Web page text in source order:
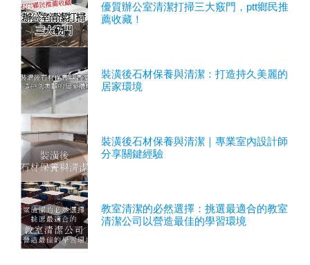
優質辦公室清潔打掃三大竅門，ptt鄉民推
薦收藏！
裝潢後石材保養與清潔：打造持久美麗的
居家環境
裝潢後石材保養與清潔｜專業室內設計師
分享關鍵經驗
教室清潔的必然選擇：挑選最適合的教室
清潔公司以營造最佳的學習環境